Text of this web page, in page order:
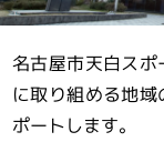
名古屋市天白ス
に取り組める地
ポートします。